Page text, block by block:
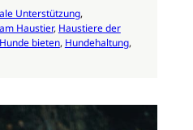
Unterstützung
Haustier, Haustiere der
Hunde bieten, Hundehaltung